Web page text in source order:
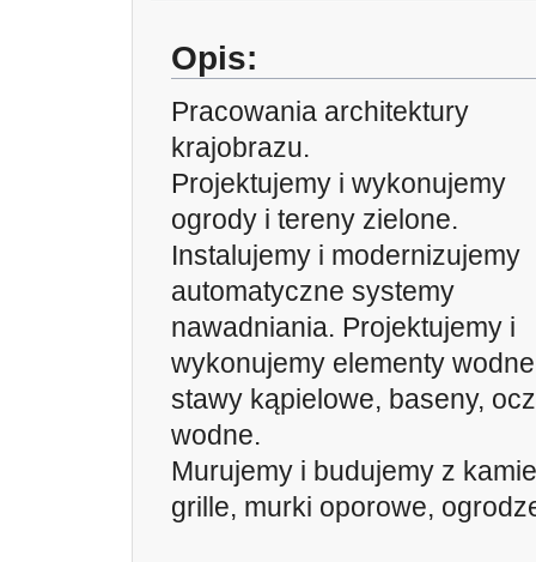
Opis:
Pracowania architektury
krajobrazu.
Projektujemy i wykonujemy
ogrody i tereny zielone.
Instalujemy i modernizujemy
automatyczne systemy
nawadniania. Projektujemy i
wykonujemy elementy
stawy kąpielowe, baseny,
wodne.
Murujemy i budujemy z
grille, murki oporowe,